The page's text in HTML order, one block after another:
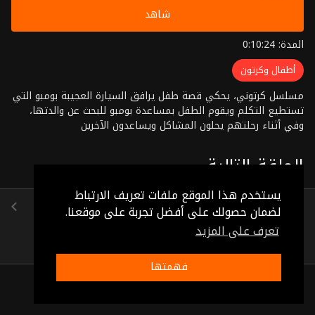
يستخدم هذا الموقع ملفات تعريف الارتباط
لضمان حصولك على أفضل تجربة على موقعنا.
تعرف على المزيد
فهمتها
شاهد
المدة: 0:10:24
أطفال وكرتون
مسلسل كرتوني، يحكي قصة طفل يرافق السيارة العجيبة بومبو التي
تستطيع التكلم ويقوم الطفل بمساعدة بومبو للبحث عن والدتها،
وفي أثناء رحلتهم يحلون المشاكل ويساعدون الآخرين
الحلقة التالية
الحلقة 19
(0:10:24)